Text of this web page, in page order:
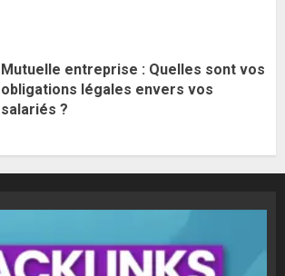
Mutuelle entreprise : Quelles sont vos
obligations légales envers vos
salariés ?